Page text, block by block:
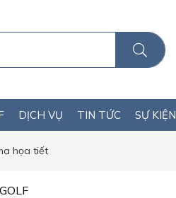
DỊCH VỤ TIN TỨC SỰ KIỆN
họa tiết